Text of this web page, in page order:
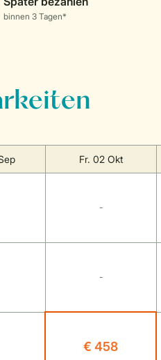
Fr. 02 Okt
-
-
€ 458